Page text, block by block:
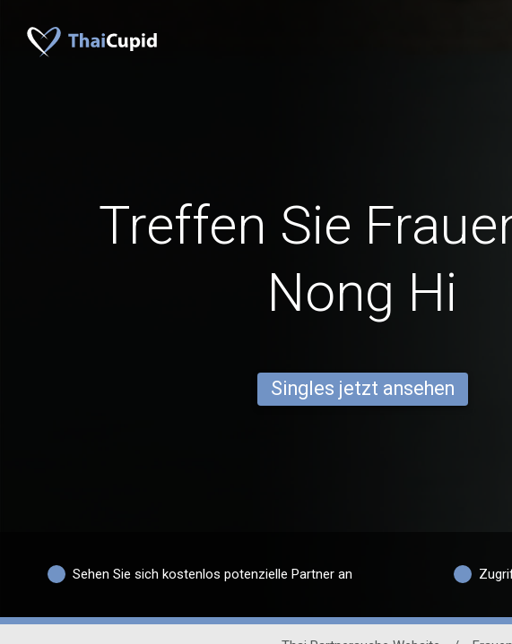
Treffen Sie
Nong Hi
Singles jetzt ansehen
Sehen Sie sich kostenlos potenzielle Partner an